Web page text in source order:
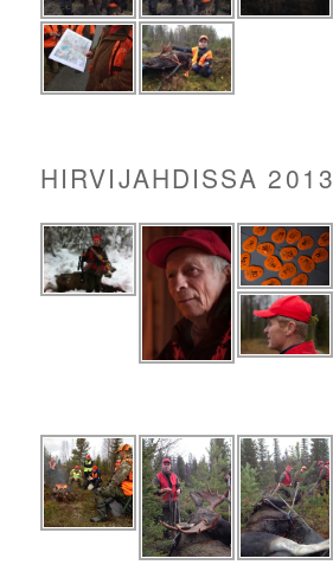
HIRVIJAHDISSA 2013